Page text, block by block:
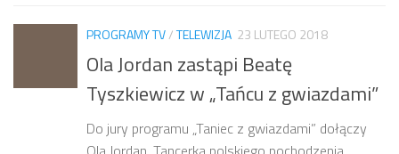
PROGRAMY TV/TELEWIZJA 23 LUTEGO 2018
Ola Jordan zastąpi Beatę
Tyszkiewicz w „Tańcu z gwiazdami”
Do jury programu „Taniec z gwiazdami” dołączy